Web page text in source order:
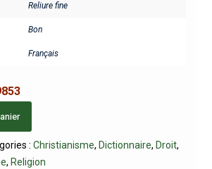
Reliure fine
Bon
Français
: Christianisme, Dictionnaire, Droit,
, Religion